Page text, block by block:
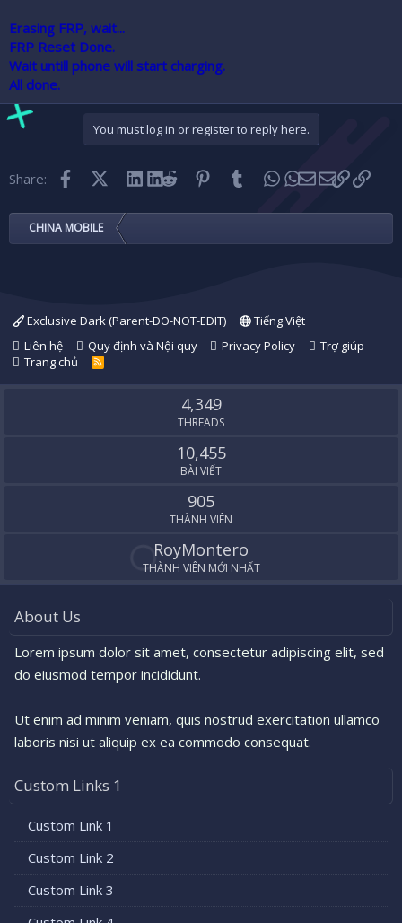
Erasing FRP, wait...
FRP Reset Done.
Wait untill phone will start charging.
All done.
You must log in or register to reply here.
Share: FacebookX (Twitter)LinkedIn
Reddit PinterestTumblr WhatsApp
EmailLink
CHINA MOBILE
Exclusive Dark (Parent-DO-NOT-EDIT)
Tiếng Việt
Liên hệ
Quy định và Nội quy Privacy Policy
Trợ giúp
Trang chủ
R
S
4,349
THREADS
10,455
BÀI VIẾT
905
THÀNH VIÊN
RoyMontero
THÀNH VIÊN MỚI NHẤT
About Us
Lorem ipsum dolor sit amet, consectetur adipiscing elit, sed
do eiusmod tempor incididunt.
Ut enim ad minim veniam, quis nostrud exercitation ullamco
laboris nisi ut aliquip ex ea commodo consequat.
Custom Links 1
Custom Link 1
Custom Link 2
Custom Link 3